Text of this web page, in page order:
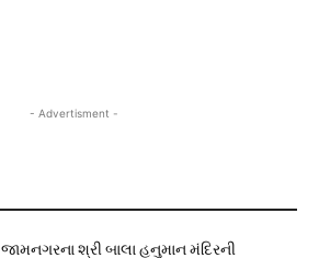
- Advertisment -
જામનગરના શ્રી બાલા હનુમાન મંદિરની